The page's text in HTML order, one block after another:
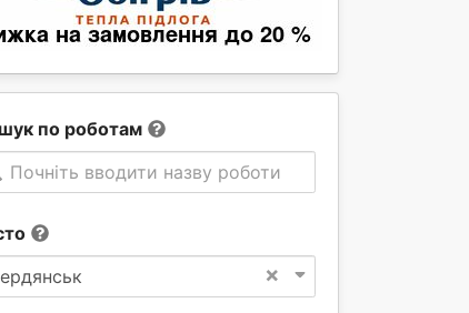
по роботам
Почніть вводити назву роботи
×